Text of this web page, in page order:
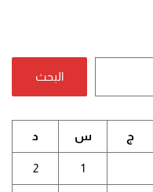
البحث
ج س د
1
2